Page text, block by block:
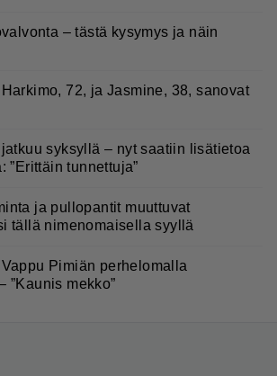
– tästä kysymys ja näin
72, ja Jasmine, 38, sanovat
syksyllä – nyt saatiin lisätietoa
”Erittäin tunnettuja”
ja pullopantit muuttuvat
tällä nimenomaisella syyllä
Pimiän perhelomalla
”Kaunis mekko”